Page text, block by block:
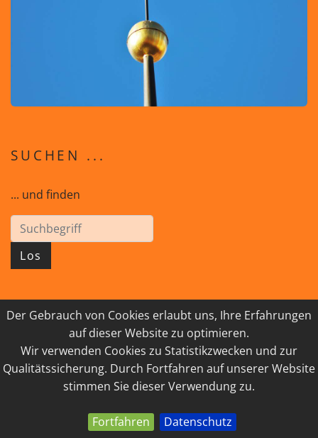
Der Gebrauch von Cookies erlaubt uns, Ihre Erfahrungen
auf dieser Website zu optimieren.
Wir verwenden Cookies zu Statistikzwecken und zur
Qualitätssicherung. Durch Fortfahren auf unserer Website
stimmen Sie dieser Verwendung zu.
Fortfahren Datenschutz
SUCHEN ...
... und finden
Los
© 2026 GEISTreich - Diözese Innsbruck
IMPRESSUM
LINKSAMMLUNG
DATENSCHUTZ
KONTAKT
powered by webEdition CMS